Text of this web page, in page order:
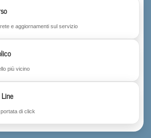
e aggiornamenti sul servizio
più vicino
di click